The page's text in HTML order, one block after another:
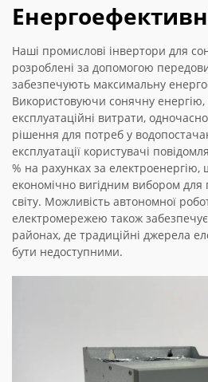
Наші промислові інвертори для
розроблені за допомогою
забезпечують максимальну
Використовуючи сонячну
експлуатаційні витрати,
рішення для потреб у
експлуатації користувачі
% на рахунках за електроенергію,
економічно вигідним вибором для
світу. Можливість автономної
електромережею також забезпечує
районах, де традиційні джерела
бути недоступними.